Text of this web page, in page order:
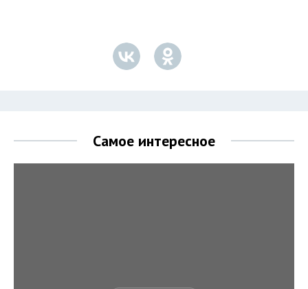
Самое интересное